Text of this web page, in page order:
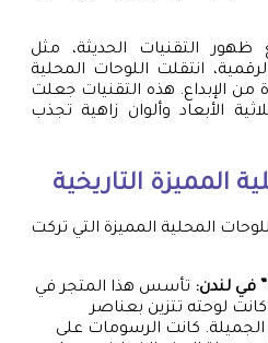
التقنيات الحديثة، مثل
انتقلت اللوحات المحلية
من الإبداع. هذه التقنيات جعلت
الأبعاد وألوان زاهية تجذب
المميزة التاريخية
المحلية المميزة التي تركت
في لندن: تأسس هذا المتجر في
لوحته تتزين بعناصر
كانت الرسومات على